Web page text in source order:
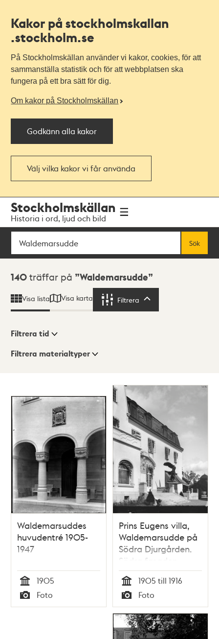
Kakor på stockholmskallan
.stockholm.se
På Stockholmskällan använder vi kakor, cookies, för att
sammanställa statistik och för att webbplatsen ska
fungera på ett bra sätt för dig.
Om kakor på Stockholmskällan
Godkänn alla kakor
Välj vilka kakor vi får använda
navigationen
huvudinnehållet
Stockholmskällan
Historia i ord, ljud och bild
Sök
Sök
Sökresultat
140 träffar på Waldemarsudde
Visa lista Visa karta Filtrera
Visningsläge
Lista
Karta
Filtrera tid
Filtrera materialtyper
Waldemarsuddes
huvudentré 1905-
1947
Tid
1905
Typ
Foto
Prins Eugens villa,
Waldemarsudde på
Södra Djurgården.
Södra fasaden.
Tid
1905 till 1916
Typ
Foto